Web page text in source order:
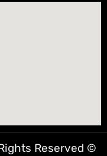
© All Rights Reserved מיקי קום מחשבים וגיימינג